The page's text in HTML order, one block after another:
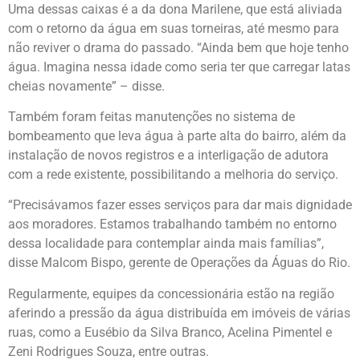
Uma dessas caixas é a da dona Marilene, que está aliviada
com o retorno da água em suas torneiras, até mesmo para
não reviver o drama do passado. “Ainda bem que hoje tenho
água. Imagina nessa idade como seria ter que carregar latas
cheias novamente” – disse.
Também foram feitas manutenções no sistema de
bombeamento que leva água à parte alta do bairro, além da
instalação de novos registros e a interligação de adutora
com a rede existente, possibilitando a melhoria do serviço.
“Precisávamos fazer esses serviços para dar mais dignidade
aos moradores. Estamos trabalhando também no entorno
dessa localidade para contemplar ainda mais famílias”,
disse Malcom Bispo, gerente de Operações da Águas do Rio.
Regularmente, equipes da concessionária estão na região
aferindo a pressão da água distribuída em imóveis de várias
ruas, como a Eusébio da Silva Branco, Acelina Pimentel e
Zeni Rodrigues Souza, entre outras.